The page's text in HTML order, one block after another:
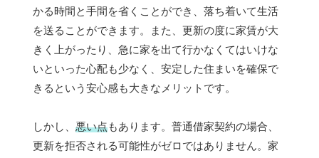
かる時間と手間を省くことができ、落ち着いて生活
を送ることができます。また、更新の度に家賃が大
きく上がったり、急に家を出て行かなくてはいけな
いといった心配も少なく、安定した住まいを確保で
きるという安心感も大きなメリットです。
しかし、 悪い点もあります。普通借家契約の場合、
更新を拒否される可能性がゼロではありません。家